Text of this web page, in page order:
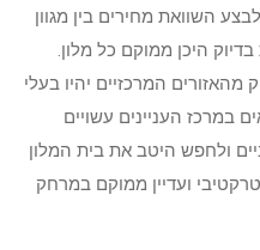
השוואת מחירים בין מגוון
היכן ממוקם כל מלון.
המרכזיים יהיו בעלי
במרכז העניינים עשויים
ולחפש היטב את בית המלון
ועדיין ממוקם במרחק